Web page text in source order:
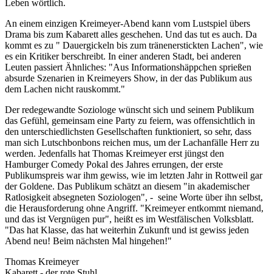
Leben wörtlich.
An einem einzigen Kreimeyer-Abend kann vom Lustspiel übers
Drama bis zum Kabarett alles geschehen. Und das tut es auch. Da
kommt es zu " Dauergickeln bis zum tränenerstickten Lachen", wie
es ein Kritiker berschreibt. In einer anderen Stadt, bei anderen
Leuten passiert Ähnliches: "Aus Informationshäppchen sprießen
absurde Szenarien in Kreimeyers Show, in der das Publikum aus
dem Lachen nicht rauskommt."
Der redegewandte Soziologe wünscht sich und seinem Publikum
das Gefühl, gemeinsam eine Party zu feiern, was offensichtlich in
den unterschiedlichsten Gesellschaften funktioniert, so sehr, dass
man sich Lutschbonbons reichen mus, um der Lachanfälle Herr zu
werden. Jedenfalls hat Thomas Kreimeyer erst jüngst den
Hamburger Comedy Pokal des Jahres errungen, der erste
Publikumspreis war ihm gewiss, wie im letzten Jahr in Rottweil gar
der Goldene. Das Publikum schätzt an diesem "in akademischer
Ratlosigkeit absegneten Soziologen", - seine Worte über ihn selbst,
die Herausforderung ohne Angriff. "Kreimeyer entkommt niemand,
und das ist Vergnügen pur", heißt es im Westfälischen Volksblatt.
"Das hat Klasse, das hat weiterhin Zukunft und ist gewiss jeden
Abend neu! Beim nächsten Mal hingehen!"
Thomas Kreimeyer